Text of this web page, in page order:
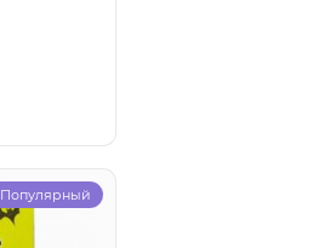
Популярный